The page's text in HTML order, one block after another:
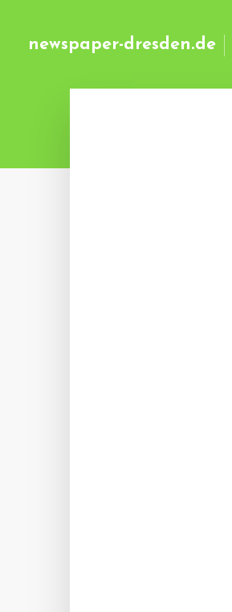
newspaper-dresden.de